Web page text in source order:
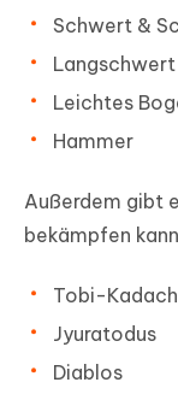
Schwert &
Langschwert
Leichtes
Hammer
Außerdem gibt
bekämpfen
Tobi-
Jyuratodus
Diablos